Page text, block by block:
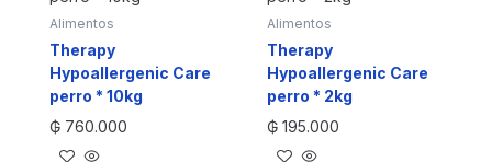
Alimentos
Therapy
Hypoallergenic Care
perro * 10kg
₲ 760.000
Alimentos
Therapy
Hypoallergenic Care
perro * 2kg
₲195.000